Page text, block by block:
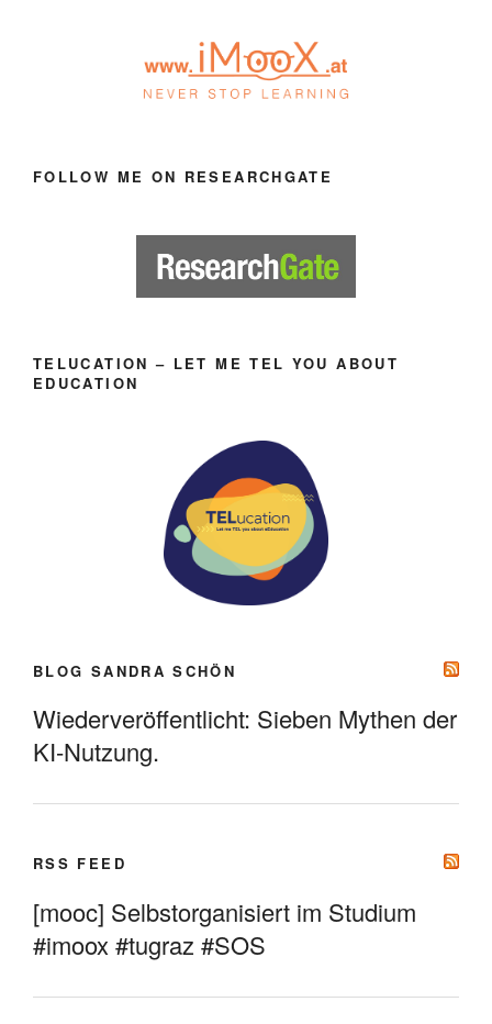
FOLLOW ME ON RESEARCHGATE
TELUCATION – LET ME TEL YOU ABOUT
EDUCATION
BLOG SANDRA SCHÖN
Wiederveröffentlicht: Sieben Mythen der
KI-Nutzung.
RSS FEED
[mooc] Selbstorganisiert im Studium
#imoox #tugraz #SOS